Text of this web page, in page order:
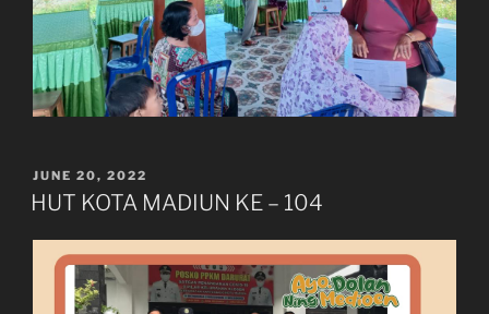
POSTED
ON
JUNE 20, 2022
HUT KOTA MADIUN KE – 104